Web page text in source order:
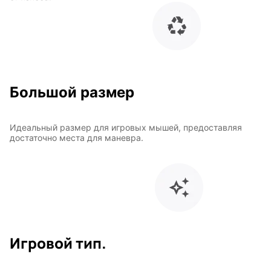
Большой размер
Идеальный размер для игровых мышей, предоставляя
достаточно места для маневра.
Игровой тип.